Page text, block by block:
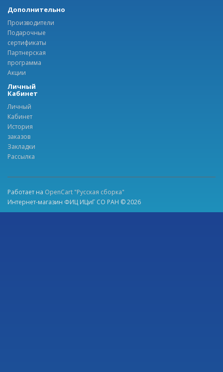
Дополнительно
Производители
Подарочные
сертификаты
Партнерская
программа
Акции
Личный
Кабинет
Личный
Кабинет
История
заказов
Закладки
Рассылка
Работает на OpenCart "Русская сборка"
Интернет-магазин ФИЦ ИЦиГ СО РАН © 2026